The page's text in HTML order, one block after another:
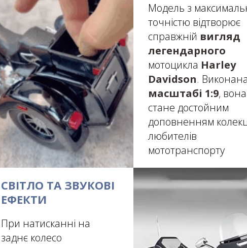
Модель з
точністю відтворює
справжній вигляд
легендарного
мотоцикла Harley
Davidson.
масштабі 1:9, вона
стане достойним
доповненням
любителів
мототранспорту
СВІТЛО ТА ЗВУКОВІ
ЕФЕКТИ
При натисканні на
заднє колесо